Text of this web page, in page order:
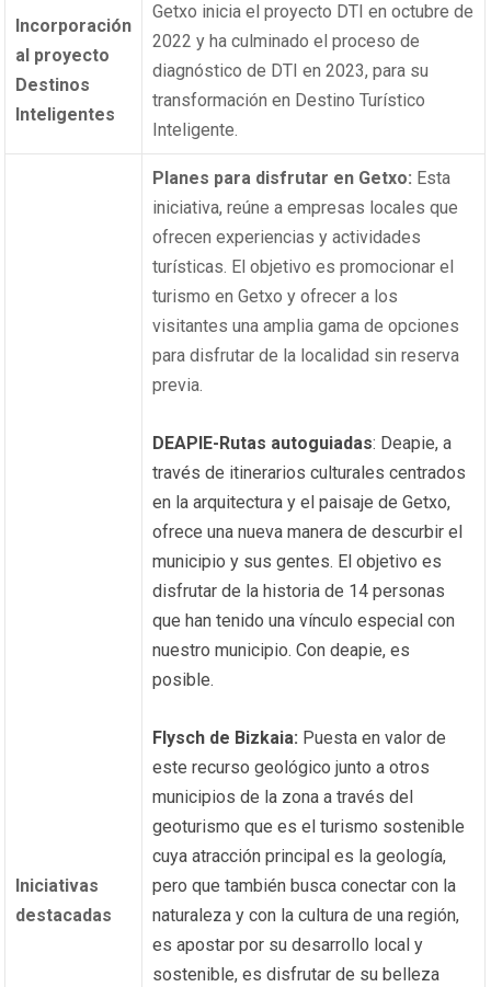
Incorporación
al proyecto
Destinos
Inteligentes
Getxo inicia el proyecto DTI en octubre de
2022 y ha culminado el proceso de
diagnóstico de DTI en 2023, para su
transformación en Destino Turístico
Inteligente.
Iniciativas
destacadas
Planes para disfrutar en Getxo: Esta
iniciativa, reúne a empresas locales que
ofrecen experiencias y actividades
turísticas. El objetivo es promocionar el
turismo en Getxo y ofrecer a los
visitantes una amplia gama de opciones
para disfrutar de la localidad sin reserva
previa.
DEAPIE-Rutas autoguiadas: Deapie, a
través de itinerarios culturales centrados
en la arquitectura y el paisaje de Getxo,
ofrece una nueva manera de descurbir el
municipio y sus gentes. El objetivo es
disfrutar de la historia de 14 personas
que han tenido una vínculo especial con
nuestro municipio. Con deapie, es
posible.
Flysch de Bizkaia: Puesta en valor de
este recurso geológico junto a otros
municipios de la zona a través del
geoturismo que es el turismo sostenible
cuya atracción principal es la geología,
pero que también busca conectar con la
naturaleza y con la cultura de una región,
es apostar por su desarrollo local y
sostenible, es disfrutar de su belleza